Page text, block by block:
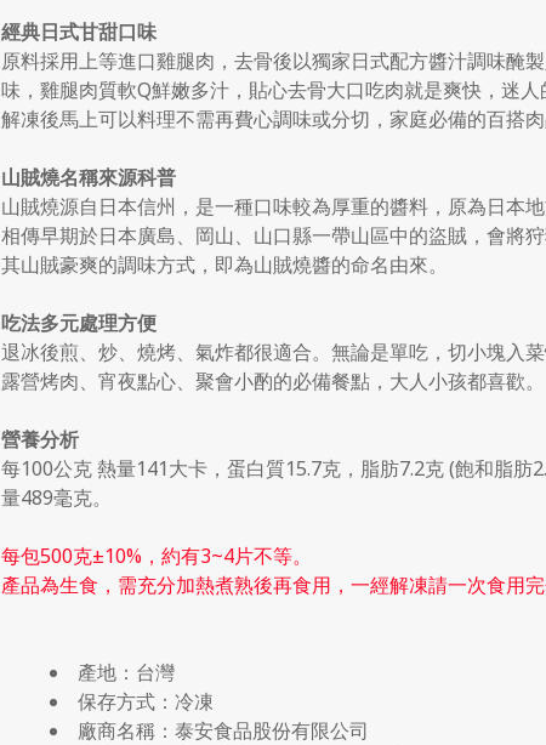
經典日式甘甜口味
原料採用上等進口雞腿肉，去骨後以獨家日式配方醬汁調味醃
味，雞腿肉質軟Q鮮嫩多汁，貼心去骨大口吃肉就是爽快，迷人
解凍後馬上可以料理不需再費心調味或分切，家庭必備的百搭肉
山賊燒名稱來源科普
山賊燒源自日本信州，是一種口味較為厚重的醬料，原為日本
相傳早期於日本廣島、岡山、山口縣一帶山區中的盜賊，會將
其山賊豪爽的調味方式，即為山賊燒醬的命名由來。
吃法多元處理方便
退冰後煎、炒、燒烤、氣炸都很適合。無論是單吃，切小塊入
露營烤肉、宵夜點心、聚會小酌的必備餐點，大人小孩都喜歡。
營養分析
每100公克 熱量141大卡，蛋白質15.7克，脂肪7.2克 (飽和脂
量489毫克。
每包500克±10%，約有3~4片不等。
產品為生食，需充分加熱煮熟後再食用，一經解凍請一次食用完
產地：台灣
保存方式：冷凍
廠商名稱：泰安食品股份有限公司